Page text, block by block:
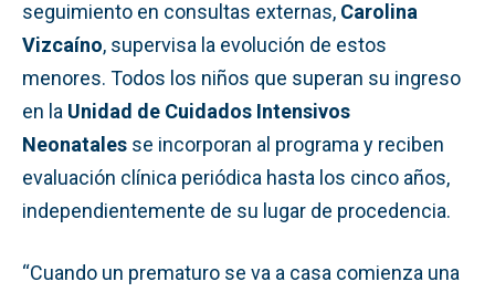
seguimiento en consultas externas, Carolina
Vizcaíno, supervisa la evolución de estos
menores. Todos los niños que superan su ingreso
en la Unidad de Cuidados Intensivos
Neonatales se incorporan al programa y reciben
evaluación clínica periódica hasta los cinco años,
independientemente de su lugar de procedencia.
“Cuando un prematuro se va a casa comienza una